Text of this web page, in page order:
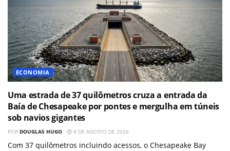
ECONOMIA
Uma estrada de 37 quilômetros cruza a entrada da
Baía de Chesapeake por pontes e mergulha em túneis
sob navios gigantes
POR DOUGLAS HUGO 8 DE AGOSTO DE 2026
Com 37 quilômetros incluindo acessos, o Chesapeake Bay